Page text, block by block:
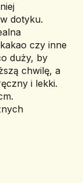
dotyku.
czy inne
duży, by
chwilę, a
i lekki.